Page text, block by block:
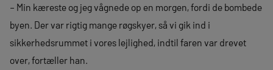
– Min kæreste og jeg vågnede op en morgen, fordi de bombede
byen. Der var rigtig mange røgskyer, så vi gik ind i
sikkerhedsrummet i vores lejlighed, indtil faren var drevet
over, fortæller han.